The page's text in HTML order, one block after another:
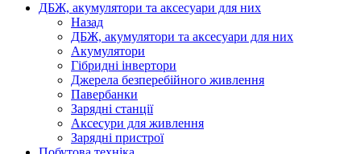
ДБЖ, акумулятори та аксесуари для них
Назад
ДБЖ, акумулятори та аксесуари для них
Акумулятори
Гібридні інвертори
Джерела безперебійного живлення
Павербанки
Зарядні станції
Аксесури для живлення
Зарядні пристрої